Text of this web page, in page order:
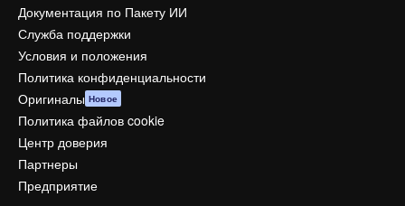
Документация по Пакету ИИ
Служба поддержки
Условия и положения
Политика конфиденциальности
Оригиналы Новое
Политика файлов cookie
Центр доверия
Партнеры
Предприятие